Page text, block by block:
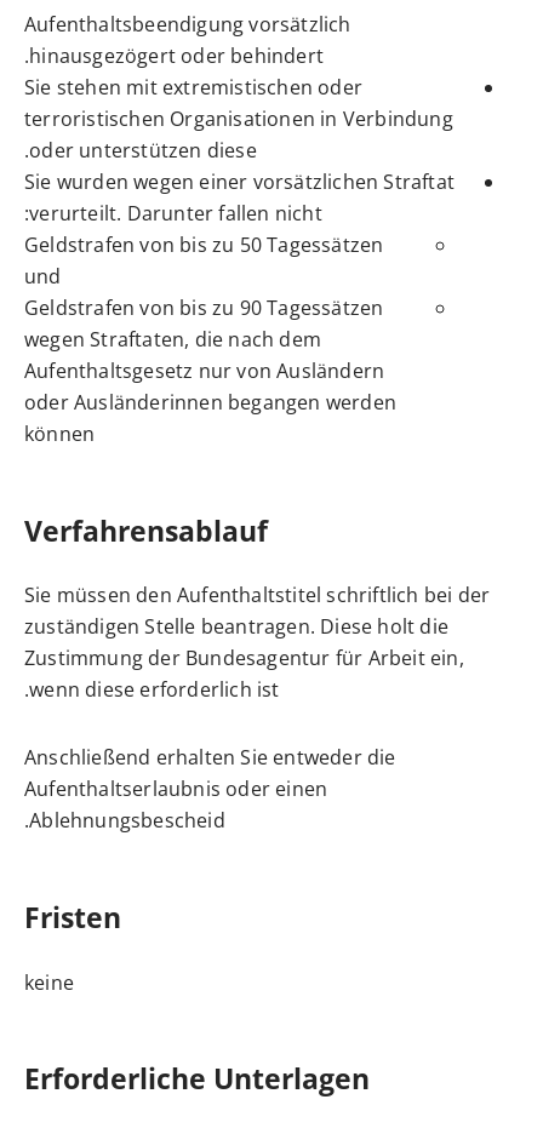
Aufenthaltsbeendigung vorsätzlich
hinausgezögert oder behindert.
Sie stehen mit extremistischen oder
terroristischen Organisationen in Verbindung
oder unterstützen diese.
Sie wurden wegen einer vorsätzlichen Straftat
verurteilt. Darunter fallen nicht:
Geldstrafen von bis zu 50 Tagessätzen
und
Geldstrafen von bis zu 90 Tagessätzen
wegen Straftaten, die nach dem
Aufenthaltsgesetz nur von Ausländern
oder Ausländerinnen begangen werden
können
Verfahrensablauf
Sie müssen den Aufenthaltstitel schriftlich bei der
zuständigen Stelle beantragen. Diese holt die
Zustimmung der Bundesagentur für Arbeit ein,
wenn diese erforderlich ist.
Anschließend erhalten Sie entweder die
Aufenthaltserlaubnis oder einen
Ablehnungsbescheid.
Fristen
keine
Erforderliche Unterlagen